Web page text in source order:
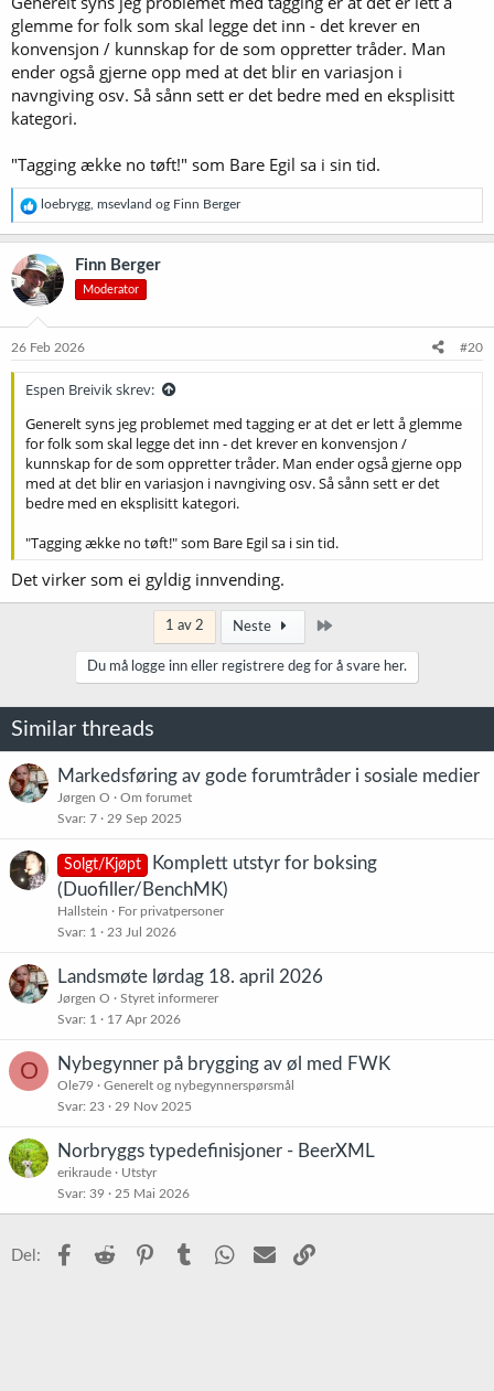
glemme for folk som skal legge det inn - det krever en
konvensjon / kunnskap for de som oppretter tråder. Man
ender også gjerne opp med at det blir en variasjon i
navngiving osv. Så sånn sett er det bedre med en eksplisitt
kategori.
"Tagging ække no tøft!" som Bare Egil sa i sin tid.
R
e
a
k
s
j
o
e
loebrygg msevland og Finn Berger
Finn Berger
Moderator
26 Feb 2026 #20
Espen Breivik skrev:
Generelt syns jeg problemet med tagging er at det er lett å glemme
for folk som skal legge det inn - det krever en konvensjon /
kunnskap for de som oppretter tråder. Man ender også gjerne opp
med at det blir en variasjon i navngiving osv. Så sånn sett er det
bedre med en eksplisitt kategori.
"Tagging ække no tøft!" som Bare Egil sa i sin tid.
Det virker som ei gyldig innvending.
1 av 2 Neste
Du må logge inn eller registrere deg for å svare her.
Similar threads
Markedsføring av gode forumtråder i sosiale medier
Jørgen O
Om forumet
Svar 7 29 Sep 2025
Solgt/Kjøpt
Komplett utstyr for boksing
(Duofiller/BenchMK)
Hallstein
For privatpersoner
Svar 1 23 Jul 2026
Landsmøte lørdag 18. april 2026
Jørgen O
Styret informerer
Svar 1 17 Apr 2026
O Nybegynner på brygging av øl med FWK
Ole79
Generelt og nybegynnerspørsmål
Svar 23 29 Nov 2025
Norbryggs typedefinisjoner - BeerXML
erikraude
Utstyr
Svar 39 25 Mai 2026
Del: Facebook
Reddit PinterestTumblr WhatsApp
E-post